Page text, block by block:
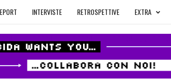
INTERVISTE RETROSPETTIVE EXTRA